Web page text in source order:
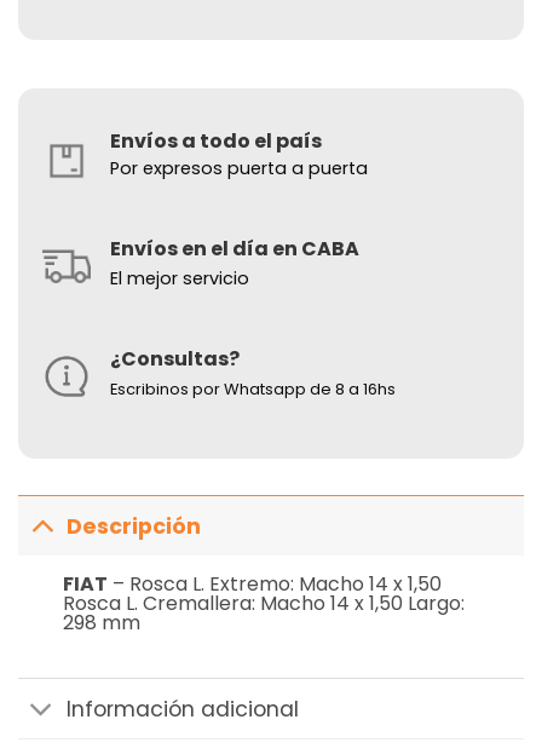
Envíos a todo el país
Por expresos puerta a puerta
Envíos en el día en CABA
El mejor servicio
¿Consultas?
Escribinos por Whatsapp de 8 a 16hs
Descripción
FIAT – Rosca L. Extremo: Macho 14 x 1,50
Rosca L. Cremallera: Macho 14 x 1,50 Largo:
298 mm
Información adicional